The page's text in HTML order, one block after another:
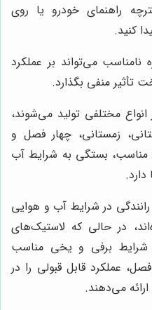
راهنمای خودرو یا روی
کنید.
نامناسب می‌تواند بر عملکرد
تأثیر منفی بگذارد.
مختلفی تولید می‌شوند،
زمستانی، چهار فصل و
مناسب، بستگی به شرایط آب
در شرایط آب و هوایی
در حالی که لاستیک‌های
شرایط برفی و یخی مناسب
عملکرد قابل قبولی را در
می‌دهند.